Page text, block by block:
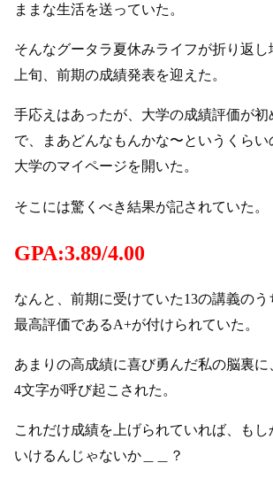
ままな生活を送っていた。
そんなグータラ夏休みライフが折り返し
上旬、前期の成績発表を迎えた。
手応えはあったが、大学の成績評価が
で、まあどんなもんかな〜というくら
大学のマイページを開いた。
そこには驚くべき結果が記されていた。
GPA:3.89/4.00
なんと、前期に受けていた13の講義の
最高評価であるA+が付けられていた。
あまりの高成績に喜び勇んだ私の脳裏に
4文字が呼び起こされた。
これだけ成績を上げられていれば、もし
いけるんじゃないか＿＿？